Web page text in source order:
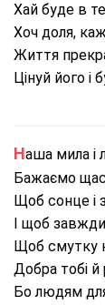
Хай буде в
Хоч доля,
Життя
Цінуй його і
Наша мила і
Бажаємо
Щоб сонце і
І щоб завжди
Щоб смутку
Добра тобі й
Бо людям